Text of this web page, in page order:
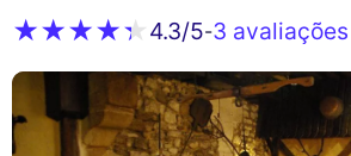
4.3/5-3 avaliações